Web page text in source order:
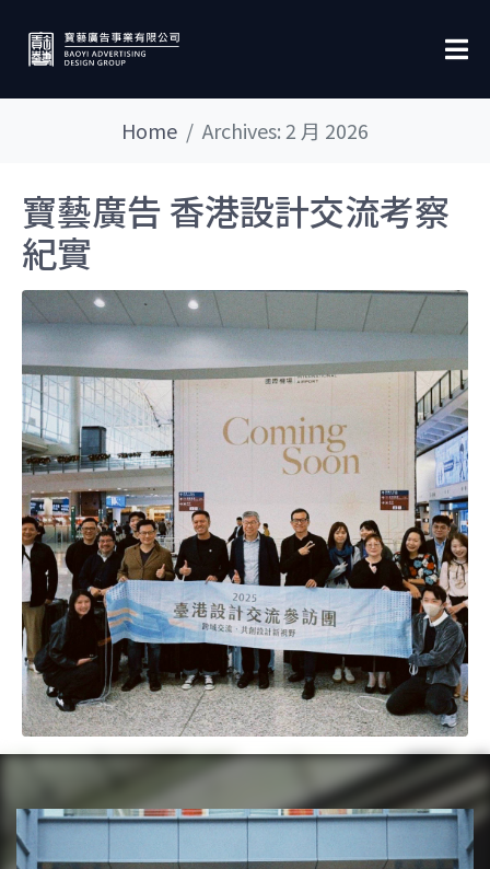
Home Archives: 2 月 2026
寶藝廣告 香港設計交流考察
紀實